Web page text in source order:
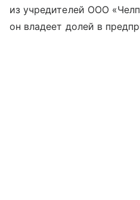
из учредителей ООО
он владеет долей в